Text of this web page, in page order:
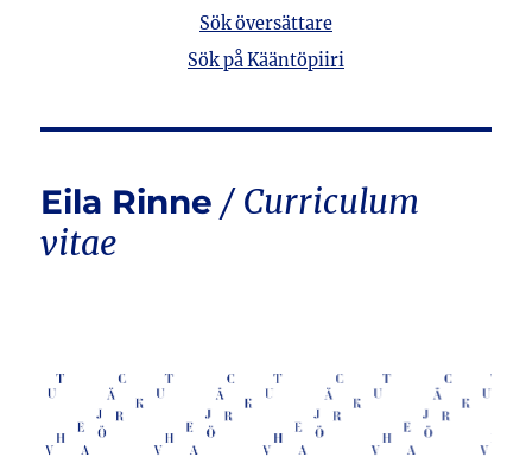
Sök översättare
Sök på Kääntöpiiri
Eila Rinne